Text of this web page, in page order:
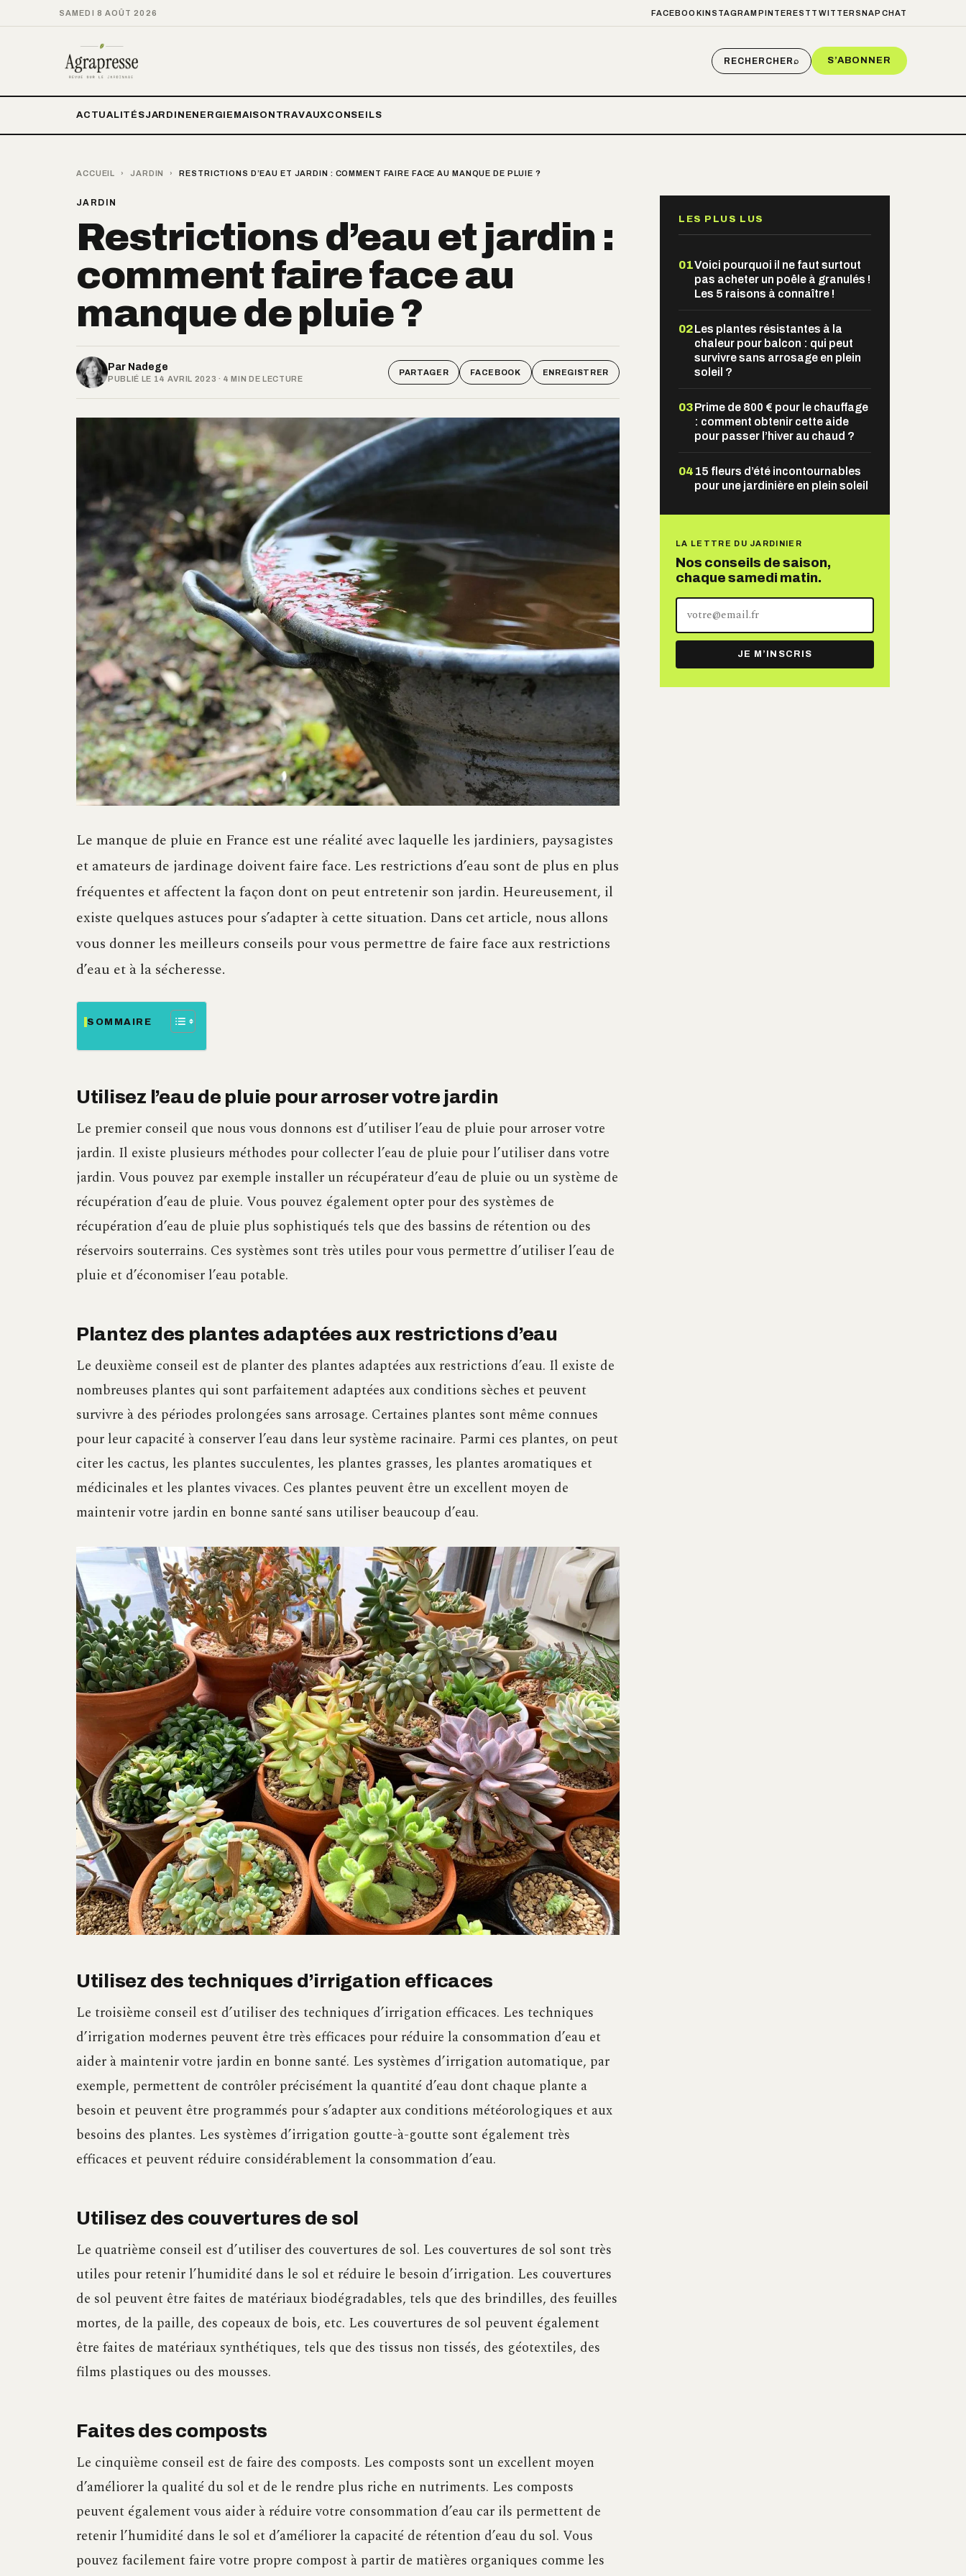
SAMEDI 8 AOÛT 2026 FACEBOOKINSTAGRAM PINTEREST TWITTER SNAPCHAT
RECHERCHER⌕ S’ABONNER
ACTUALITÉSJARDIN ENERGIE MAISON TRAVAUXCONSEILS
ACCUEIL › JARDIN › RESTRICTIONS D’EAU ET JARDIN : COMMENT FAIRE FACE AU MANQUE DE PLUIE ?
JARDIN
Restrictions d’eau et jardin :
comment faire face au
manque de pluie ?
Par Nadege
PUBLIÉ LE 14 AVRIL 2023 · 4 MIN DE LECTURE
PARTAGER FACEBOOK ENREGISTRER
Le manque de pluie en France est une réalité avec laquelle les jardiniers, paysagistes
et amateurs de jardinage doivent faire face. Les restrictions d’eau sont de plus en plus
fréquentes et affectent la façon dont on peut entretenir son jardin. Heureusement, il
existe quelques astuces pour s’adapter à cette situation. Dans cet article, nous allons
vous donner les meilleurs conseils pour vous permettre de faire face aux restrictions
d’eau et à la sécheresse.
SOMMAIRE
Utilisez l’eau de pluie pour arroser votre jardin
Le premier conseil que nous vous donnons est d’utiliser l’eau de pluie pour arroser votre
jardin. Il existe plusieurs méthodes pour collecter l’eau de pluie pour l’utiliser dans votre
jardin. Vous pouvez par exemple installer un récupérateur d’eau de pluie ou un système de
récupération d’eau de pluie. Vous pouvez également opter pour des systèmes de
récupération d’eau de pluie plus sophistiqués tels que des bassins de rétention ou des
réservoirs souterrains. Ces systèmes sont très utiles pour vous permettre d’utiliser l’eau de
pluie et d’économiser l’eau potable.
Plantez des plantes adaptées aux restrictions d’eau
Le deuxième conseil est de planter des plantes adaptées aux restrictions d’eau. Il existe de
nombreuses plantes qui sont parfaitement adaptées aux conditions sèches et peuvent
survivre à des périodes prolongées sans arrosage. Certaines plantes sont même connues
pour leur capacité à conserver l’eau dans leur système racinaire. Parmi ces plantes, on peut
citer les cactus, les plantes succulentes, les plantes grasses, les plantes aromatiques et
médicinales et les plantes vivaces. Ces plantes peuvent être un excellent moyen de
maintenir votre jardin en bonne santé sans utiliser beaucoup d’eau.
Utilisez des techniques d’irrigation efficaces
Le troisième conseil est d’utiliser des techniques d’irrigation efficaces. Les techniques
d’irrigation modernes peuvent être très efficaces pour réduire la consommation d’eau et
aider à maintenir votre jardin en bonne santé. Les systèmes d’irrigation automatique, par
exemple, permettent de contrôler précisément la quantité d’eau dont chaque plante a
besoin et peuvent être programmés pour s’adapter aux conditions météorologiques et aux
besoins des plantes. Les systèmes d’irrigation goutte-à-goutte sont également très
efficaces et peuvent réduire considérablement la consommation d’eau.
Utilisez des couvertures de sol
Le quatrième conseil est d’utiliser des couvertures de sol. Les couvertures de sol sont très
utiles pour retenir l’humidité dans le sol et réduire le besoin d’irrigation. Les couvertures
de sol peuvent être faites de matériaux biodégradables, tels que des brindilles, des feuilles
mortes, de la paille, des copeaux de bois, etc. Les couvertures de sol peuvent également
être faites de matériaux synthétiques, tels que des tissus non tissés, des géotextiles, des
films plastiques ou des mousses.
Faites des composts
Le cinquième conseil est de faire des composts. Les composts sont un excellent moyen
d’améliorer la qualité du sol et de le rendre plus riche en nutriments. Les composts
peuvent également vous aider à réduire votre consommation d’eau car ils permettent de
retenir l’humidité dans le sol et d’améliorer la capacité de rétention d’eau du sol. Vous
pouvez facilement faire votre propre compost à partir de matières organiques comme les
LES PLUS LUS
01Voici pourquoi il ne faut surtout
pas acheter un poêle à granulés !
Les 5 raisons à connaître !
02Les plantes résistantes à la
chaleur pour balcon : qui peut
survivre sans arrosage en plein
soleil ?
03Prime de 800 € pour le chauffage
: comment obtenir cette aide
pour passer l’hiver au chaud ?
04 15 fleurs d’été incontournables
pour une jardinière en plein soleil
LA LETTRE DU JARDINIER
Nos conseils de saison,
chaque samedi matin.
adresse
mail
JE M’INSCRIS